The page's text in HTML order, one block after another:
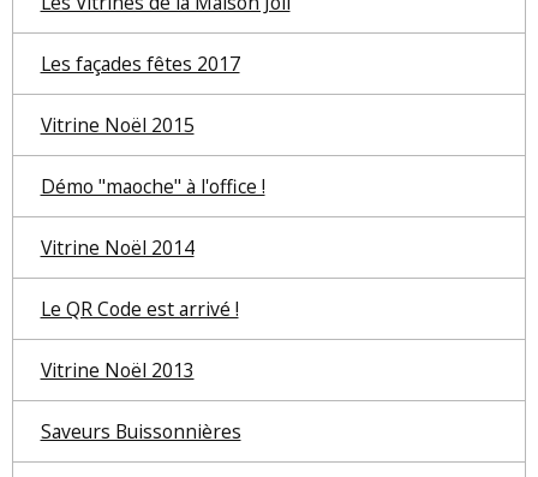
Les façades fêtes 2017
Vitrine Noël 2015
Démo "maoche" à l'office !
Vitrine Noël 2014
Le QR Code est arrivé !
Vitrine Noël 2013
Saveurs Buissonnières